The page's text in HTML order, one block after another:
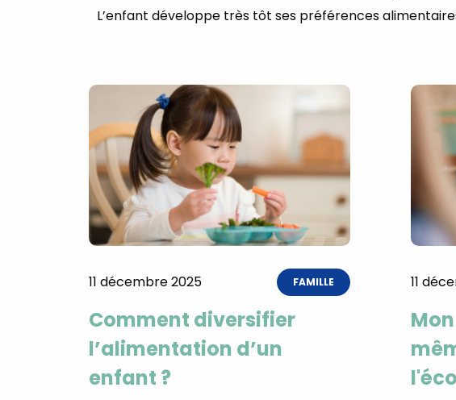
L’enfant développe très tôt ses préférences
11 décembre 2025 FAMILLE
Comment diversifier
l’alimentation d’un
enfant ?
11